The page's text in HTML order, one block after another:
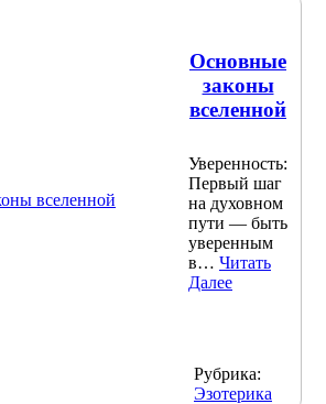
Основные
законы
вселенной
Уверенность:
Первый шаг
на духовном
пути — быть
уверенным
в… Читать
Далее
Рубрика:
Эзотерика